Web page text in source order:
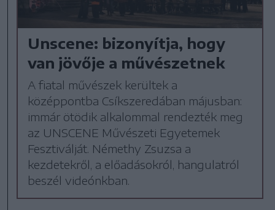
Unscene: bizonyítja, hogy
van jövője a művészetnek
A fiatal művészek kerültek a
középpontba Csíkszeredában májusban:
immár ötödik alkalommal rendezték meg
az UNSCENE Művészeti Egyetemek
Fesztiválját. Némethy Zsuzsa a
kezdetekről, a előadásokról, hangulatról
beszél videónkban.